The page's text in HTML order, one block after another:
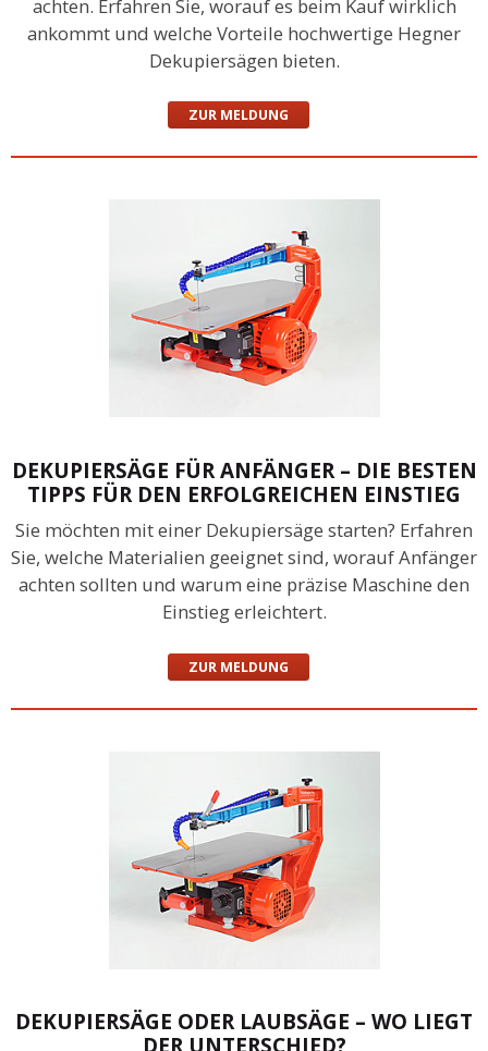
achten. Erfahren Sie, worauf es beim Kauf wirklich
ankommt und welche Vorteile hochwertige Hegner
Dekupiersägen bieten.
ZUR MELDUNG
DEKUPIERSÄGE FÜR ANFÄNGER – DIE BESTEN
TIPPS FÜR DEN ERFOLGREICHEN EINSTIEG
Sie möchten mit einer Dekupiersäge starten? Erfahren
Sie, welche Materialien geeignet sind, worauf Anfänger
achten sollten und warum eine präzise Maschine den
Einstieg erleichtert.
ZUR MELDUNG
DEKUPIERSÄGE ODER LAUBSÄGE – WO LIEGT